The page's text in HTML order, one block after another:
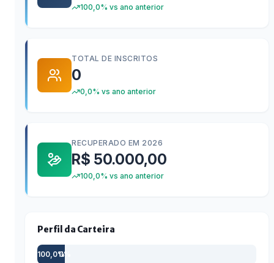
100,0% vs ano anterior
TOTAL DE INSCRITOS
0
0,0% vs ano anterior
RECUPERADO EM 2026
R$ 50.000,00
100,0% vs ano anterior
Perfil da Carteira
100,0%
0%